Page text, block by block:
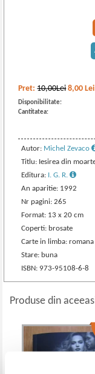
Pret:10,00Lei 8,00 Lei
Disponibilitate:
Cantitatea:
Autor: Michel Zevaco
Titlu: Iesirea din
Editura: I. G. R.
An aparitie: 1992
Nr pagini: 265
Format: 13 x 20 cm
Coperti: brosate
Carte in limba: romana
Stare: buna
ISBN: 973-95108-6-8
Produse din